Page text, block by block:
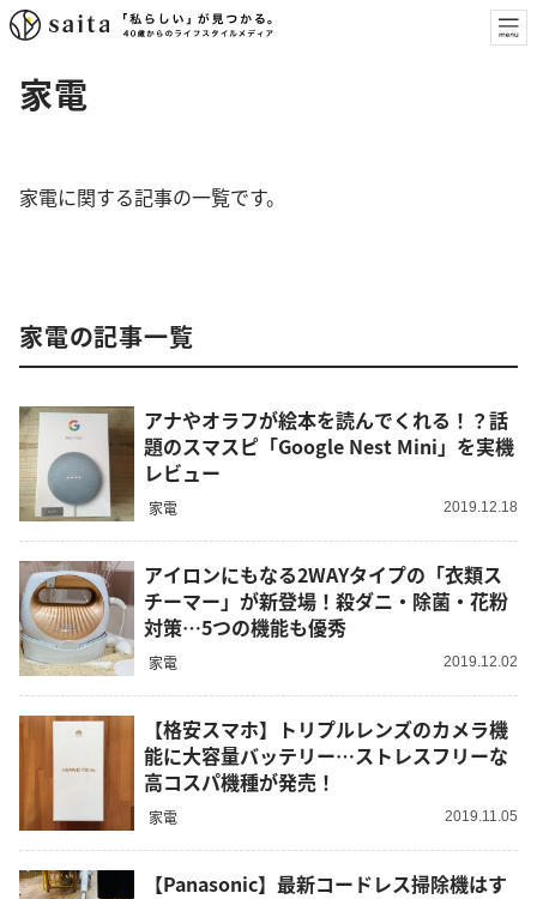
家電
家電に関する記事の一覧です。
家電の記事一覧
アナやオラフが絵本を読んでくれる！？話
題のスマスピ「Google Nest Mini」を実機
レビュー
家電 2019.12.18
アイロンにもなる2WAYタイプの「衣類ス
チーマー」が新登場！殺ダニ・除菌・花粉
対策…5つの機能も優秀
家電 2019.12.02
【格安スマホ】トリプルレンズのカメラ機
能に大容量バッテリー…ストレスフリーな
高コスパ機種が発売！
家電 2019.11.05
【Panasonic】最新コードレス掃除機はす